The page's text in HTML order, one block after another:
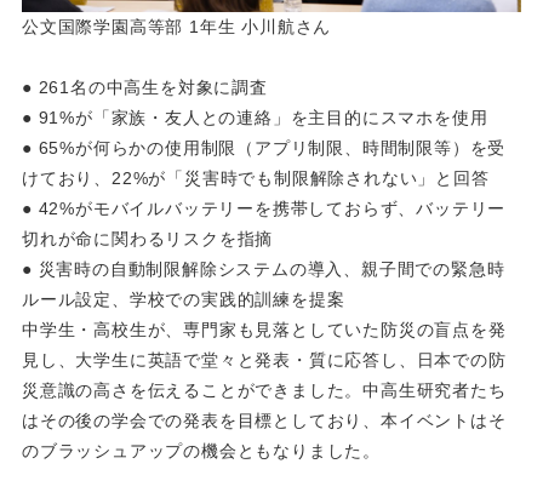
公文国際学園高等部 1年生 小川航さん
● 261名の中高生を対象に調査
● 91%が「家族・友人との連絡」を主目的にスマホを使用
● 65%が何らかの使用制限（アプリ制限、時間制限等）を受
けており、22%が「災害時でも制限解除されない」と回答
● 42%がモバイルバッテリーを携帯しておらず、バッテリー
切れが命に関わるリスクを指摘
● 災害時の自動制限解除システムの導入、親子間での緊急時
ルール設定、学校での実践的訓練を提案
中学生・高校生が、専門家も見落としていた防災の盲点を発
見し、大学生に英語で堂々と発表・質に応答し、日本での防
災意識の高さを伝えることができました。中高生研究者たち
はその後の学会での発表を目標としており、本イベントはそ
のブラッシュアップの機会ともなりました。